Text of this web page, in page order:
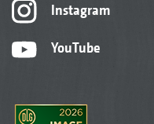
Instagram
YouTube